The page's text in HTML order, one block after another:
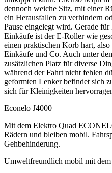
dennoch weiche Sitz, mit einer
ein Herausfallen zu verhindern
Pause eingelegt wird. Gerade
Einkäufe ist der E-Roller wie
einen praktischen Korb hart,
Einkäufe und Co. Auch unter
zusätzlichen Platz für diverse
während der Fahrt nicht fehlen
geformten Lenker befindet sich
sich für Kleinigkeiten
Econelo J4000
Mit dem Elektro Quad
Rädern und bleiben mobil.
Gehbehinderung.
Umweltfreundlich mobil mit